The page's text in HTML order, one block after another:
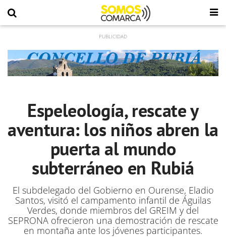
Espeleología, rescate y
aventura: los niños abren la
puerta al mundo
subterráneo en Rubiá
El subdelegado del Gobierno en Ourense, Eladio
Santos, visitó el campamento infantil de Águilas
Verdes, donde miembros del GREIM y del
SEPRONA ofrecieron una demostración de rescate
en montaña ante los jóvenes participantes.